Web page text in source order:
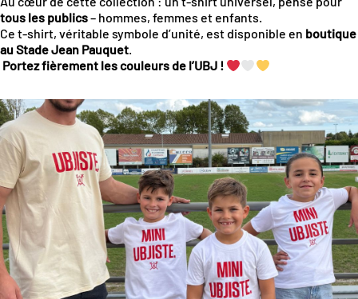
tous les publics– hommes, femmes et enfants.
Ce t-shirt, véritable symbole d’unité, est disponible en boutique
au Stade Jean Pauquet.
Portez fièrement les couleurs de l’UBJ !